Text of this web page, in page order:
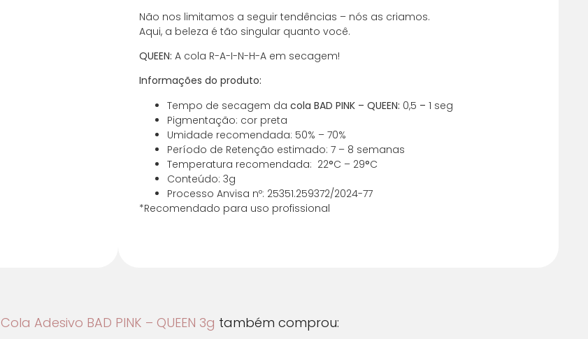
2x de sem juros
sem juros
4x deR$15,81sem juros
5x deR$12,64sem juros R$63,20
6x de R$11,63com juros
7x deR$10,07
8x deR$8,90com juros
Não nos limitamos a seguir tendências – nós as criamos.
Aqui, a beleza é tão singular quanto você.
QUEEN: A cola R-A-I-N-H-A em secagem!
Informações do produto:
Tempo de secagem da cola BAD PINK – QUEEN: 0,5 – 1 seg
Pigmentação: cor preta
Umidade recomendada: 50% – 70%
Período de Retenção estimado: 7 – 8 semanas
Temperatura recomendada: 22°C – 29°C
Conteúdo: 3g
Processo Anvisa nº: 25351.259372/2024-77
*Recomendado para uso profissional
Cola Adesivo BAD PINK – QUEEN 3g também comprou: